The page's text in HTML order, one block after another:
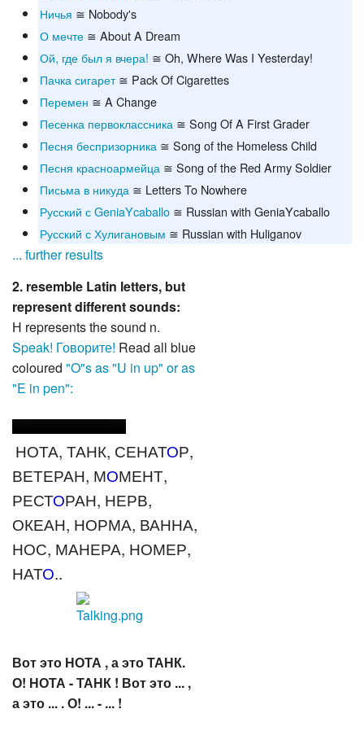
Ничья ≅ Nobody's
О мечте ≅ About A Dream
Ой, где был я вчера! ≅ Oh, Where Was I Yesterday!
Пачка сигарет≅ Pack Of Cigarettes
Перемен ≅ A Change
Песенка первоклассника ≅ Song Of A First Grader
Песня беспризорника ≅ Song of the Homeless Child
Песня красноармейца ≅ Song of the Red Army Soldier
Письма в никуда ≅ Letters To Nowhere
Русский с GeniaYcaballo ≅ Russian with GeniaYcaballo
Русский с Хулигановым ≅ Russian with Huliganov
... further results
2. resemble Latin letters, but
represent different sounds:
Н represents the sound n.
Speak! Говорите! Read all blue
coloured "O"s as "U in up" or as
"E in pen":
НОТА, ТАНК, СЕНАТОР,
ВЕТЕРАН, МОМЕНТ,
РЕСТОРАН, НЕРВ,
ОКЕАН, НОРМА, ВАННА,
НОС, МАНЕРА, НОМЕР,
НАТО
Вот это НОТА , а это ТАНК.
О! НОТА - ТАНК ! Вот это ... ,
а это ... . О! ... - ... !